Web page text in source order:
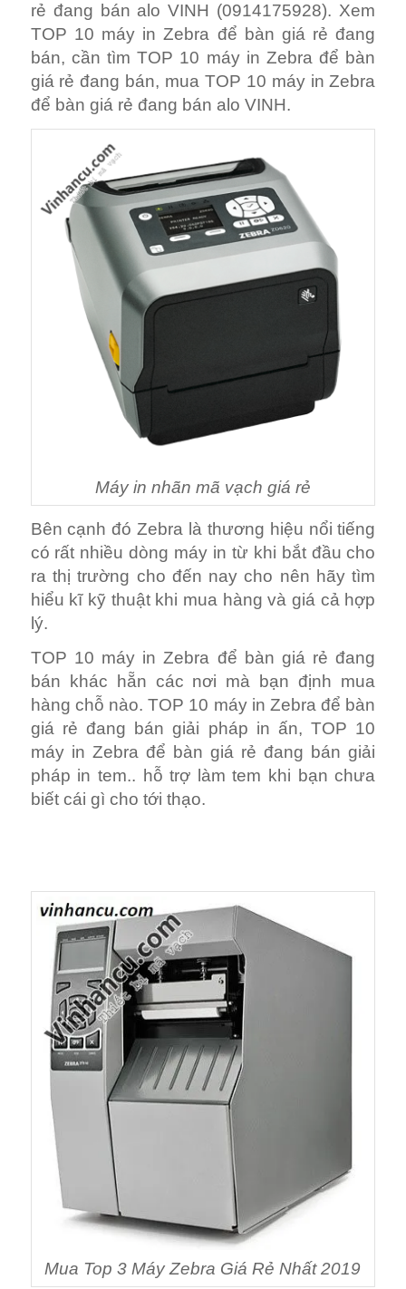
rẻ đang bán alo VINH (0914175928). Xem
TOP 10 máy in Zebra để bàn giá rẻ đang
bán, cần tìm TOP 10 máy in Zebra để bàn
giá rẻ đang bán, mua TOP 10 máy in Zebra
để bàn giá rẻ đang bán alo VINH.
Máy in nhãn mã vạch giá rẻ
Bên cạnh đó Zebra là thương hiệu nổi tiếng
có rất nhiều dòng máy in từ khi bắt đầu cho
ra thị trường cho đến nay cho nên hãy tìm
hiểu kĩ kỹ thuật khi mua hàng và giá cả hợp
lý.
TOP 10 máy in Zebra để bàn giá rẻ đang
bán khác hẵn các nơi mà bạn định mua
hàng chỗ nào. TOP 10 máy in Zebra để bàn
giá rẻ đang bán giải pháp in ấn, TOP 10
máy in Zebra để bàn giá rẻ đang bán giải
pháp in tem.. hỗ trợ làm tem khi bạn chưa
biết cái gì cho tới thạo.
Mua Top 3 Máy Zebra Giá Rẻ Nhất 2019